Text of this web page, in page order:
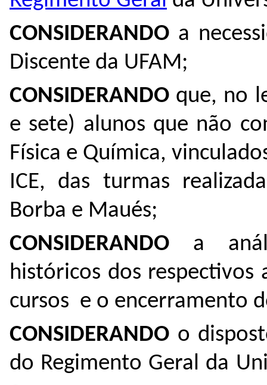
CONSIDERANDO a
Discente da UFAM;
CONSIDERANDO que, no
e sete) alunos que não
Física e Química,
ICE, das turmas
Borba e Maués;
CONSIDERANDO a
históricos dos respectivos
cursos e o encerramento
CONSIDERANDO o
do Regimento Geral da